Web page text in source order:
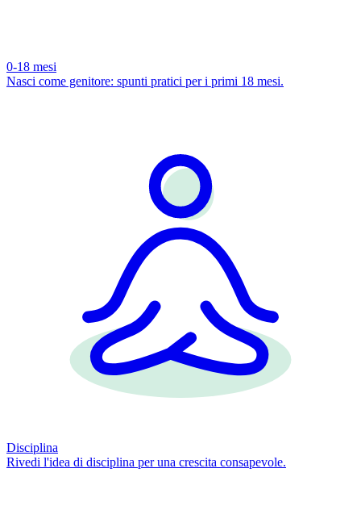
0-18 mesi
Nasci come genitore: spunti pratici per i primi 18 mesi.
Disciplina
Rivedi l'idea di disciplina per una crescita consapevole.